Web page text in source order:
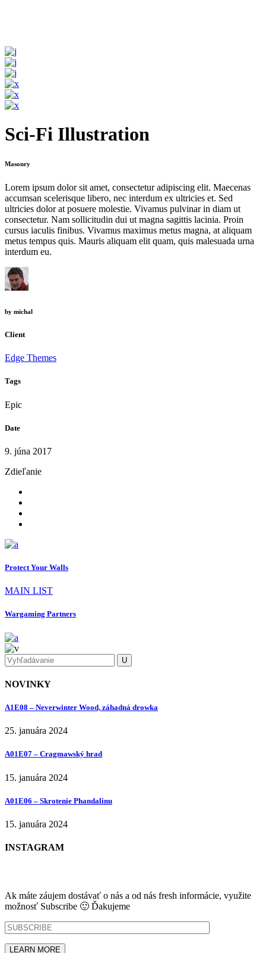
Sci-Fi Illustration
Masonry
Lorem ipsum dolor sit amet, consectetur adipiscing elit. Maecenas
accumsan scelerisque libero, nec interdum ex ultricies et. Sed
ultricies dolor at posuere molestie. Vivamus pulvinar in diam ut
consectetur. Nam sollicitudin dui ut magna sagittis lacinia. Proin
cursus iaculis finibus. Vivamus maximus metus magna, at aliquam
metus tempus quis. Mauris aliquam elit quam, quis malesuada urna
interdum eu.
by michal
Client
Edge Themes
Tags
Epic
Date
9. júna 2017
Zdieľanie
Protect Your Walls
MAIN LIST
Wargaming Partners
NOVINKY
A1E08 – Neverwinter Wood, záhadná drowka
25. januára 2024
A01E07 – Cragmawský hrad
15. januára 2024
A01E06 – Skrotenie Phandalinu
15. januára 2024
INSTAGRAM
Ak máte záujem dostávať o nás a od nás fresh informácie, využite
možnosť Subscribe 🙂 Ďakujeme